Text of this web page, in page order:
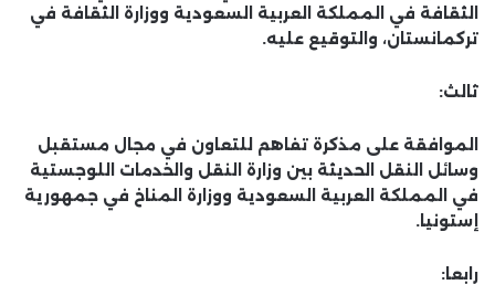
الثقافة في المملكة العربية السعودية ووزارة الثقافة في
تركمانستان، والتوقيع عليه.
ثالث:
الموافقة على مذكرة تفاهم للتعاون في مجال مستقبل
وسائل النقل الحديثة بين وزارة النقل والخدمات اللوجستية
في المملكة العربية السعودية ووزارة المناخ في جمهورية
إستونيا.
رابعا: